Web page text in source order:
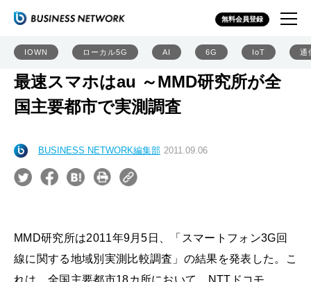
無料会員登録
IOWN ローカル5G AI 6G IoT 通
最速スマホはau ～MMD研究所が全
国主要都市で実測調査
BUSINESS NETWORK編集部 2011.09.06
MMD研究所は2011年9月5日、「スマートフォン3G回
線に関する地域別実測比較調査」の結果を発表した。こ
れは、全国主要都市18カ所において、NTTドコモ